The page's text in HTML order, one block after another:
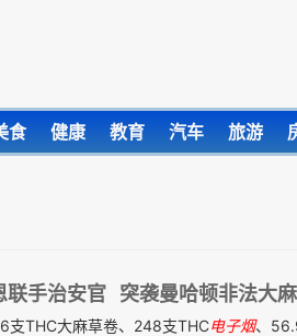
食 健康 教育 汽车 旅游
联手治安官 突袭曼哈顿非法大
支THC大麻草卷、248支THC电子烟、